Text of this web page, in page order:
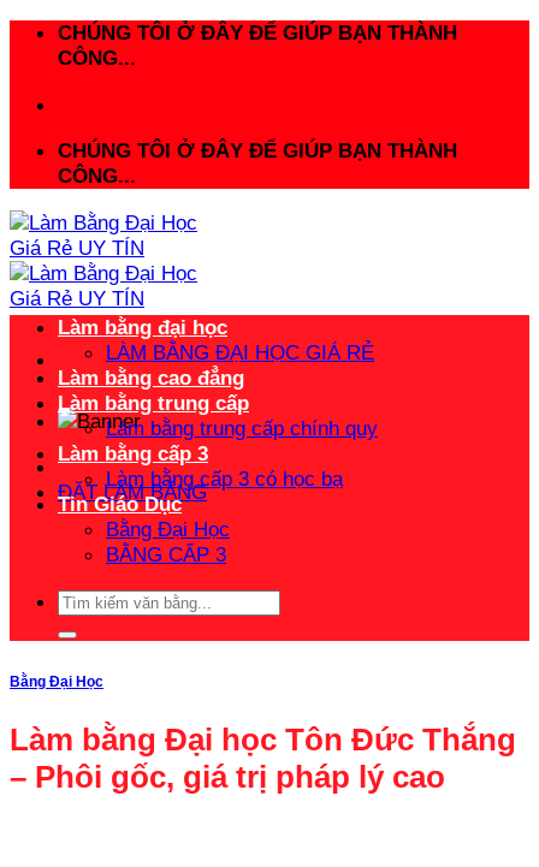
dung
CHÚNG TÔI Ở ĐÂY ĐỂ GIÚP BẠN THÀNH
CÔNG...
CHÚNG TÔI Ở ĐÂY ĐỂ GIÚP BẠN THÀNH
CÔNG...
ĐẶT LÀM BẰNG
Làm bằng đại học
LÀM BẰNG ĐẠI HỌC GIÁ RẺ
Làm bằng cao đẳng
Làm bằng trung cấp
Làm bằng trung cấp chính quy
Làm bằng cấp 3
Làm bằng cấp 3 có học bạ
Tin Giáo Dục
Bằng Đại Học
BẰNG CẤP 3
Bằng Đại Học
Làm bằng Đại học Tôn Đức Thắng
– Phôi gốc, giá trị pháp lý cao